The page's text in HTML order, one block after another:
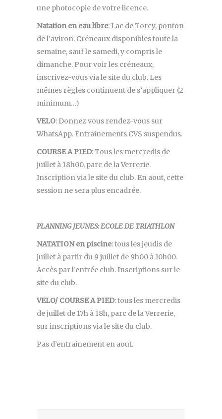
une photocopie de votre licence.
Natation en eau libre: Lac de Torcy, ponton
de l’aviron. Créneaux disponibles toute la
semaine, sauf le samedi, y compris le
dimanche. Pour voir les créneaux,
inscrivez-vous via le site du club. Les
mêmes règles continuent de s’appliquer (2
minimum…)
VELO: Donnez vous rendez-vous sur
WhatsApp. Entrainements CVS suspendus.
COURSE A PIED: Tous les mercredis de
juillet à 18h00, parc de la Verrerie.
Inscription via le site du club. En aout, cette
session ne sera plus encadrée.
PLANNING JEUNES: ECOLE DE TRIATHLON
NATATION en piscine: tous les jeudis de
juillet à partir du 9 juillet de 9h00 à 10h00.
Accès par l’entrée club. Inscriptions sur le
site du club.
VELO/ COURSE A PIED: tous les mercredis
de juillet de 17h à 18h, parc de la Verrerie,
sur inscriptions via le site du club.
Pas d’entrainement en aout.